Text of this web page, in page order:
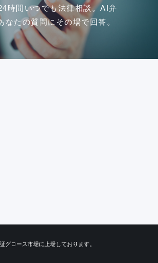
時間いつでも法律相談。AI弁
なたの質問にその場で回答。
グロース市場に上場しております。